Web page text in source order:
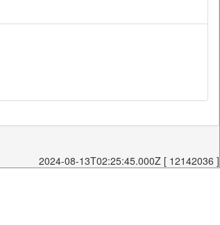
2024-08-13T02:25:45.000Z [ 12142036 ]